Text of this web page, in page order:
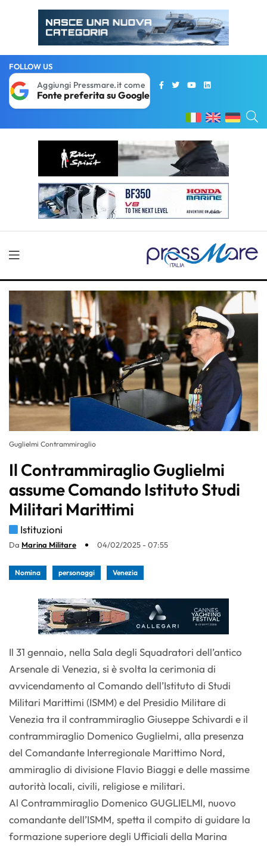
FOLLOW US
Aggiungi Pressmare.it come
Fonte preferita su Google
Guglielmi Contrammiraglio
Il Contrammiraglio Guglielmi
assume Comando Istituto Studi
Militari Marittimi
Istituzioni
Da Marina Militare 04/02/2025 - 07:55
Nomina personaggi Venezia
Il 31 gennaio, nella Sala degli Squadratori dell’antico
Arsenale di Venezia, si è svolta la cerimonia di
avvicendamento al Comando dell’Istituto di Studi
Militari Marittimi (ISMM) e del Presidio Militare di
Venezia tra il contrammiraglio Giuseppe Schivardi e il
contrammiraglio Domenico Guglielmi, alla presenza
del Comandante Interregionale Marittimo Nord,
ammiraglio di divisione Flavio Biaggi e delle massime
autorità locali, civili, religiose e militari.
Al Contrammiraglio Domenico GUGLIELMI, nuovo
comandante dell’ISMM, spetta il compito di guidare la
formazione superiore degli Ufficiali della Marina